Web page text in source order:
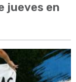
jueves en